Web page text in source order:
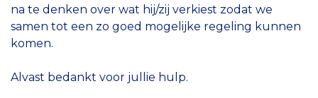
na te denken over wat hij/zij verkiest zodat we
samen tot een zo goed mogelijke regeling kunnen
komen.
Alvast bedankt voor jullie hulp.